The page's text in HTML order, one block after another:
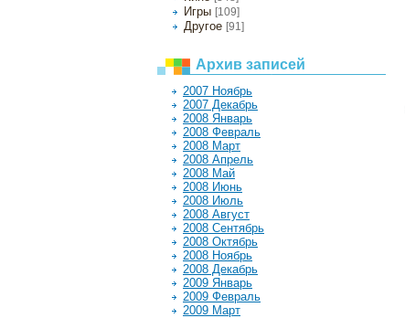
Игры [109]
Другое [91]
Архив записей
2007 Ноябрь
2007 Декабрь
2008 Январь
2008 Февраль
2008 Март
2008 Апрель
2008 Май
2008 Июнь
2008 Июль
2008 Август
2008 Сентябрь
2008 Октябрь
2008 Ноябрь
2008 Декабрь
2009 Январь
2009 Февраль
2009 Март